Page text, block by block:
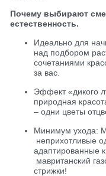
Почему выбирают
естественность.
Идеально для
над подбором
сочетаниями
за вас.
Эффект «дикого
природная
– одни цветы
Минимум ухода:
неприхотливые
адаптированные
мавританский
стрижки!